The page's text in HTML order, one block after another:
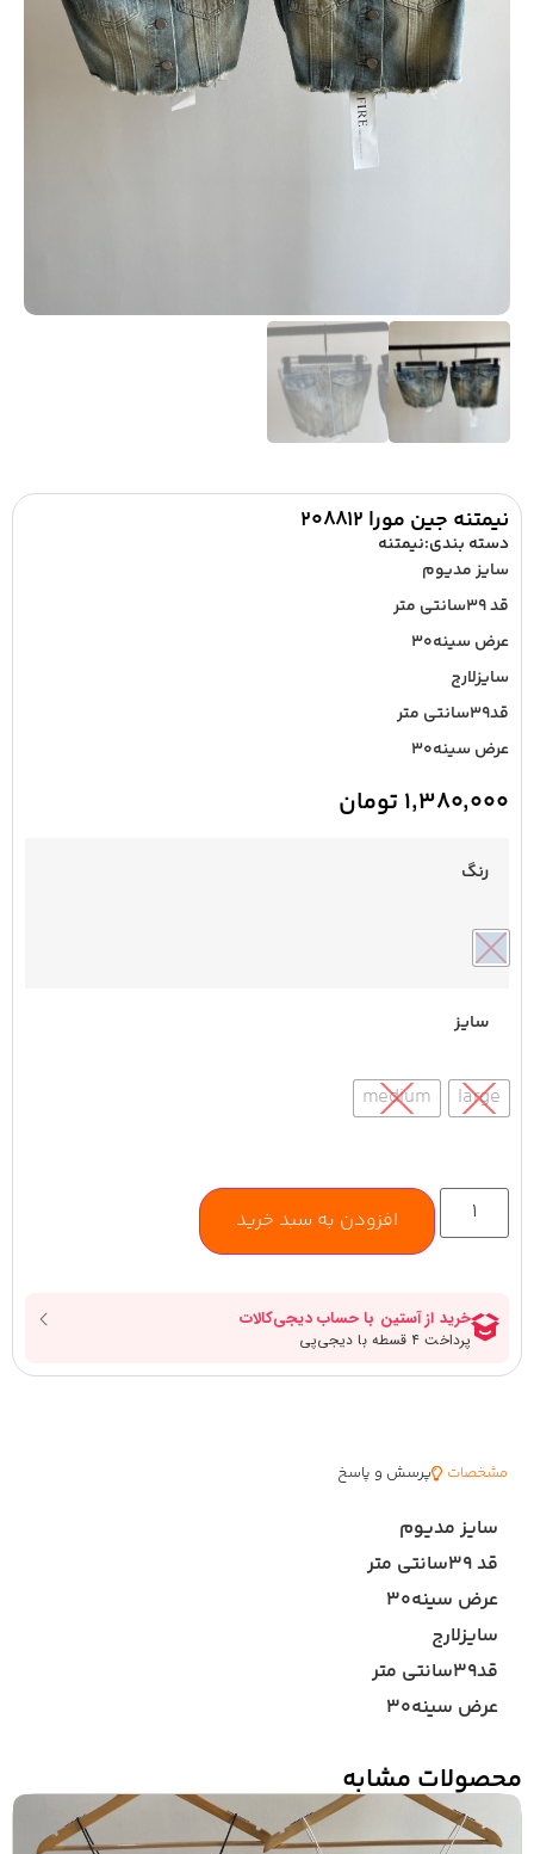
نیمتنه جین مورا ۲۰۸۸۱۲
دسته بندی:نیمتنه
سایز مدیوم
قد ۳۹سانتی متر
عرض سینه۳۰
سایزلارج
قد۳۹سانتی متر
عرض سینه۳۰
۱,۳۸۰,۰۰۰ تومان
رنگ
سایز
large
medium
افزودن به سبد خرید
مشخصات پرسش و پاسخ
سایز مدیوم
قد ۳۹سانتی متر
عرض سینه۳۰
سایزلارج
قد۳۹سانتی متر
عرض سینه۳۰
محصولات مشابه